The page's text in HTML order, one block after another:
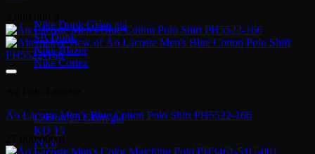
Nike Dunk
SB Dunk
Nike Blazer
Nike Cortez
Lebron 20
KD 15
PG 6
Áo Lacoste Men’s Blue Cotton Polo Shirt PH5522-166
27,000,000₫